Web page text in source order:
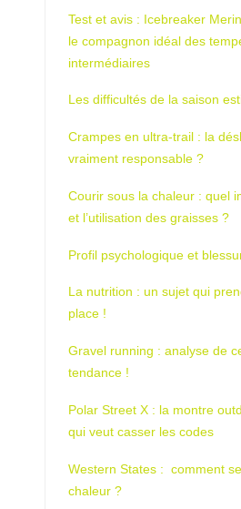
Test et avis : Icebreaker
le compagnon idéal des
intermédiaires
Les difficultés de la saison
Crampes en ultra-trail : la
vraiment responsable ?
Courir sous la chaleur : quel
et l’utilisation des graisses ?
Profil psychologique et
La nutrition : un sujet qui
place !
Gravel running : analyse de
tendance !
Polar Street X : la montre
qui veut casser les codes
Western States : comment
chaleur ?